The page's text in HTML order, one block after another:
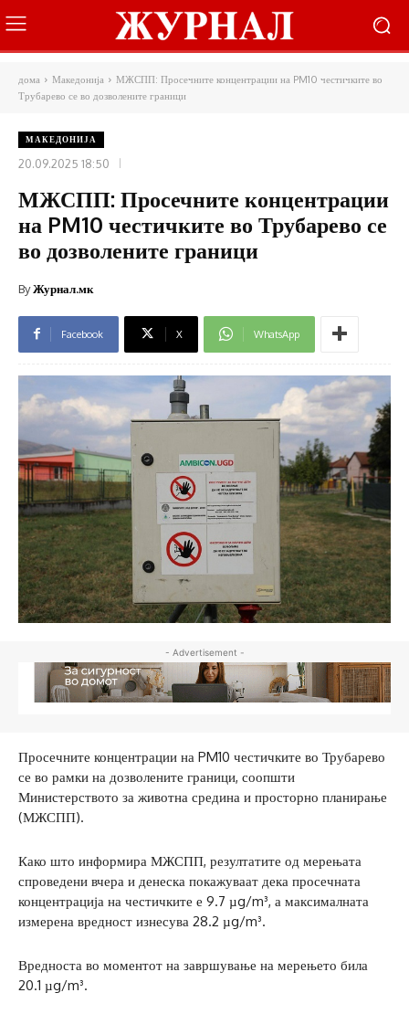
дома Македонија
МЖСПП: Просечните концентрации на PM10 честичките во
Трубарево се во дозволените граници
МАКЕДОНИЈА
20.09.2025 18:50
МЖСПП: Просечните концентрации
на PM10 честичките во Трубарево се
во дозволените граници
ByЖурнал.мк
Facebook X WhatsApp
- Advertisement -
Просечните концентрации на PM10 честичките во Трубарево
се во рамки на дозволените граници, соопшти
Министерството за животна средина и просторно планирање
(МЖСПП).
Како што информира МЖСПП, резултатите од мерењата
спроведени вчера и денеска покажуваат дека просечната
концентрација на честичките е 9.7 µg/m³, а максималната
измерена вредност изнесува 28.2 µg/m³.
Вредноста во моментот на завршување на мерењето била
20.1 µg/m³.